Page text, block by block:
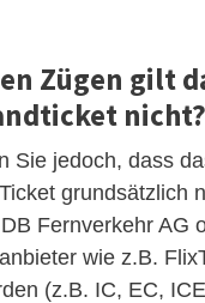
Zügen gilt
nicht?
Sie jedoch, dass
grundsätzlich
Fernverkehr AG
wie z.B.
(z.B. IC, EC,